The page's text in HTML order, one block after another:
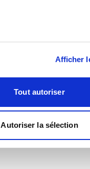
Afficher
Tout autoriser
Autoriser la sélection